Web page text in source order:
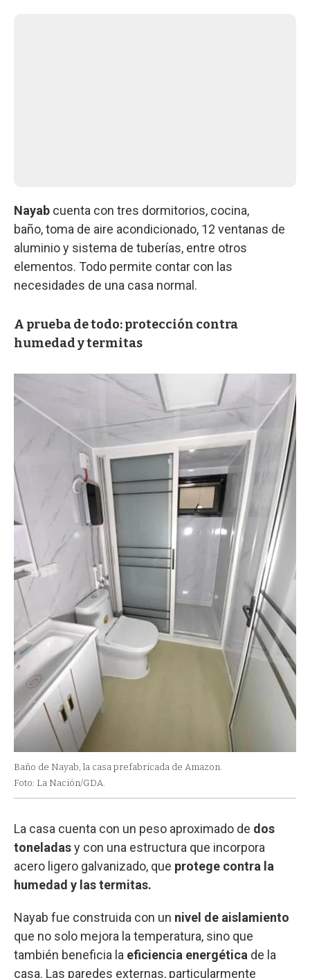
Nayab cuenta con tres dormitorios, cocina,
baño, toma de aire acondicionado, 12 ventanas de
aluminio y sistema de tuberías, entre otros
elementos. Todo permite contar con las
necesidades de una casa normal.
A prueba de todo: protección contra
humedad y termitas
Baño de Nayab, la casa prefabricada de Amazon.
Foto: La Nación/GDA.
La casa cuenta con un peso aproximado de dos
toneladasy con una estructura que incorpora
acero ligero galvanizado, que protege contra la
humedad y las termitas.
Nayab fue construida con un nivel de aislamiento
que no solo mejora la temperatura, sino que
también beneficia la eficiencia energética de la
casa. Las paredes externas, particularmente